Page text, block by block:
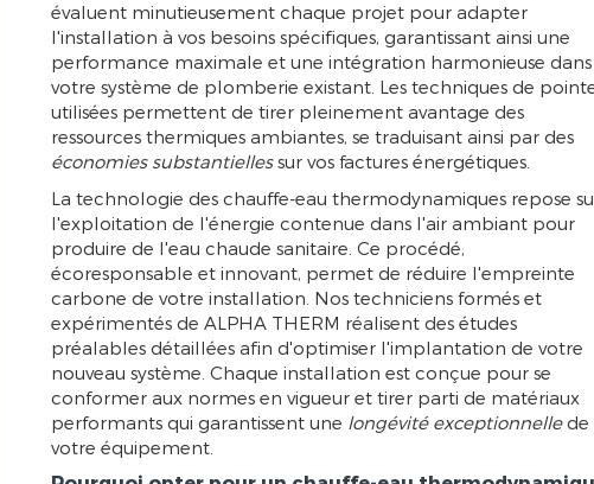
évaluent minutieusement chaque projet pour adapter
l'installation à vos besoins spécifiques, garantissant ainsi une
performance maximale et une intégration harmonieuse dans
votre système de plomberie existant. Les techniques de
utilisées permettent de tirer pleinement avantage des
ressources thermiques ambiantes, se traduisant ainsi par des
économies substantiellessur vos factures énergétiques.
La technologie des chauffe-eau thermodynamiques repose
l'exploitation de l'énergie contenue dans l'air ambiant pour
produire de l'eau chaude sanitaire. Ce procédé,
écoresponsable et innovant, permet de réduire l'empreinte
carbone de votre installation. Nos techniciens formés et
expérimentés de ALPHA THERM réalisent des études
préalables détaillées afin d'optimiser l'implantation de votre
nouveau système. Chaque installation est conçue pour se
conformer aux normes en vigueur et tirer parti de matériaux
performants qui garantissent une longévité exceptionnellede
votre équipement.